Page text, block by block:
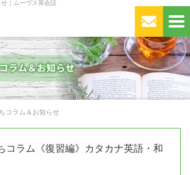
｜ムーヴス英会話
コラム＆お知らせ
コラム《復習編》カタカナ英語・和